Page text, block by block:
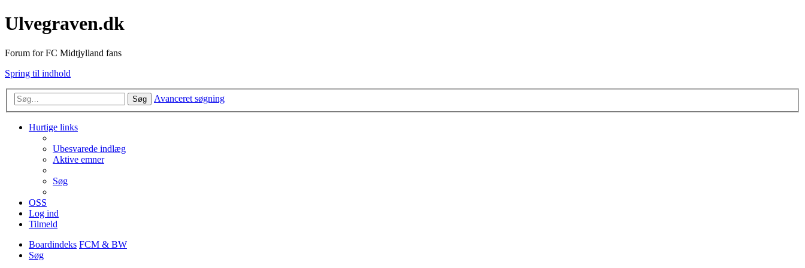
Ulvegraven.dk
Forum for FC Midtjylland fans
Spring til indhold
Søg Avanceret søgning
Hurtige links
Ubesvarede indlæg
Aktive emner
Søg
OSS
Log ind
Tilmeld
Boardindeks FCM & BW
Søg